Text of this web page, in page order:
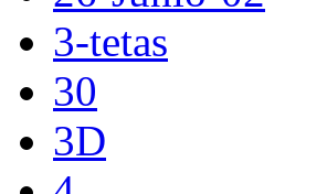
3-tetas
30
3D